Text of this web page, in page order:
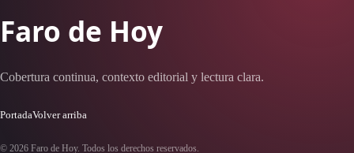
Faro de Hoy
Cobertura continua, contexto editorial y lectura clara.
PortadaVolver arriba
© 2026 Faro de Hoy. Todos los derechos reservados.